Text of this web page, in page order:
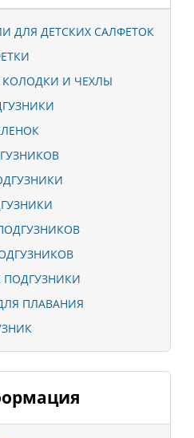
ДЛЯ ДЕТСКИХ САЛФЕТОК
КОЛОДКИ И ЧЕХЛЫ
ПЛАВАНИЯ